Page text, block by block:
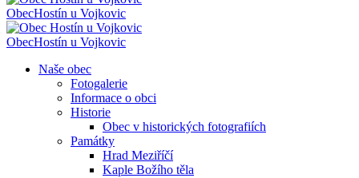
ObecHostín u Vojkovic
ObecHostín u Vojkovic
Naše obec
Fotogalerie
Informace o obci
Historie
Obec v historických fotografiích
Památky
Hrad Meziříčí
Kaple Božího těla